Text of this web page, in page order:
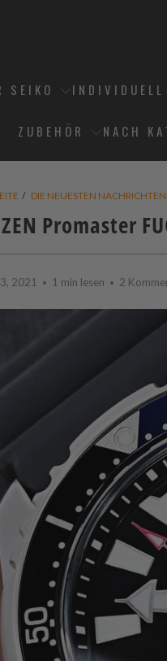
SEIKO INDIVIDUELL
ZUBEHÖR NACH
/ DIE NEUESTEN
Promaster
2021 1 min lesen 2